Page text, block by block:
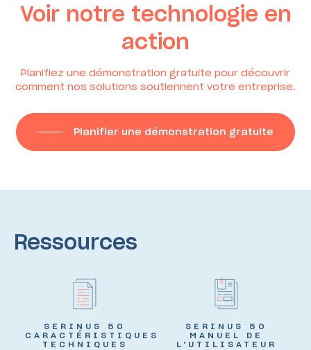
Voir notre technologie en
action
Planifiez une démonstration gratuite pour découvrir
comment nos solutions soutiennent votre entreprise.
Planifier une démonstration gratuite
Ressources
SERINUS 50
CARACTÉRISTIQUES
TECHNIQUES
SERINUS 50
MANUEL DE
L'UTILISATEUR